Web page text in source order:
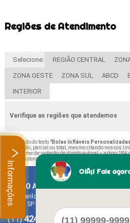
Regiões de Atendimento
Selecione: REGIÃO CENTRAL
ZONA OESTE ZONA SUL ABCD
INTERIOR
Verifique as regiões que atendemos
O conteúdo do texto "Bolas Infláveis
reprodução, parcial ou total, mesmo citando nossos
autor. Crime de violação de direito autoral – artigo 184
direitos autorais
BALAO ART
Rua Bariloche, 1300 - Chácara Tropical
Cotia - SP - CEP: 06726-270
(11)4242-7733(11)3603-0479
OlÃ¡! Fale
Informações